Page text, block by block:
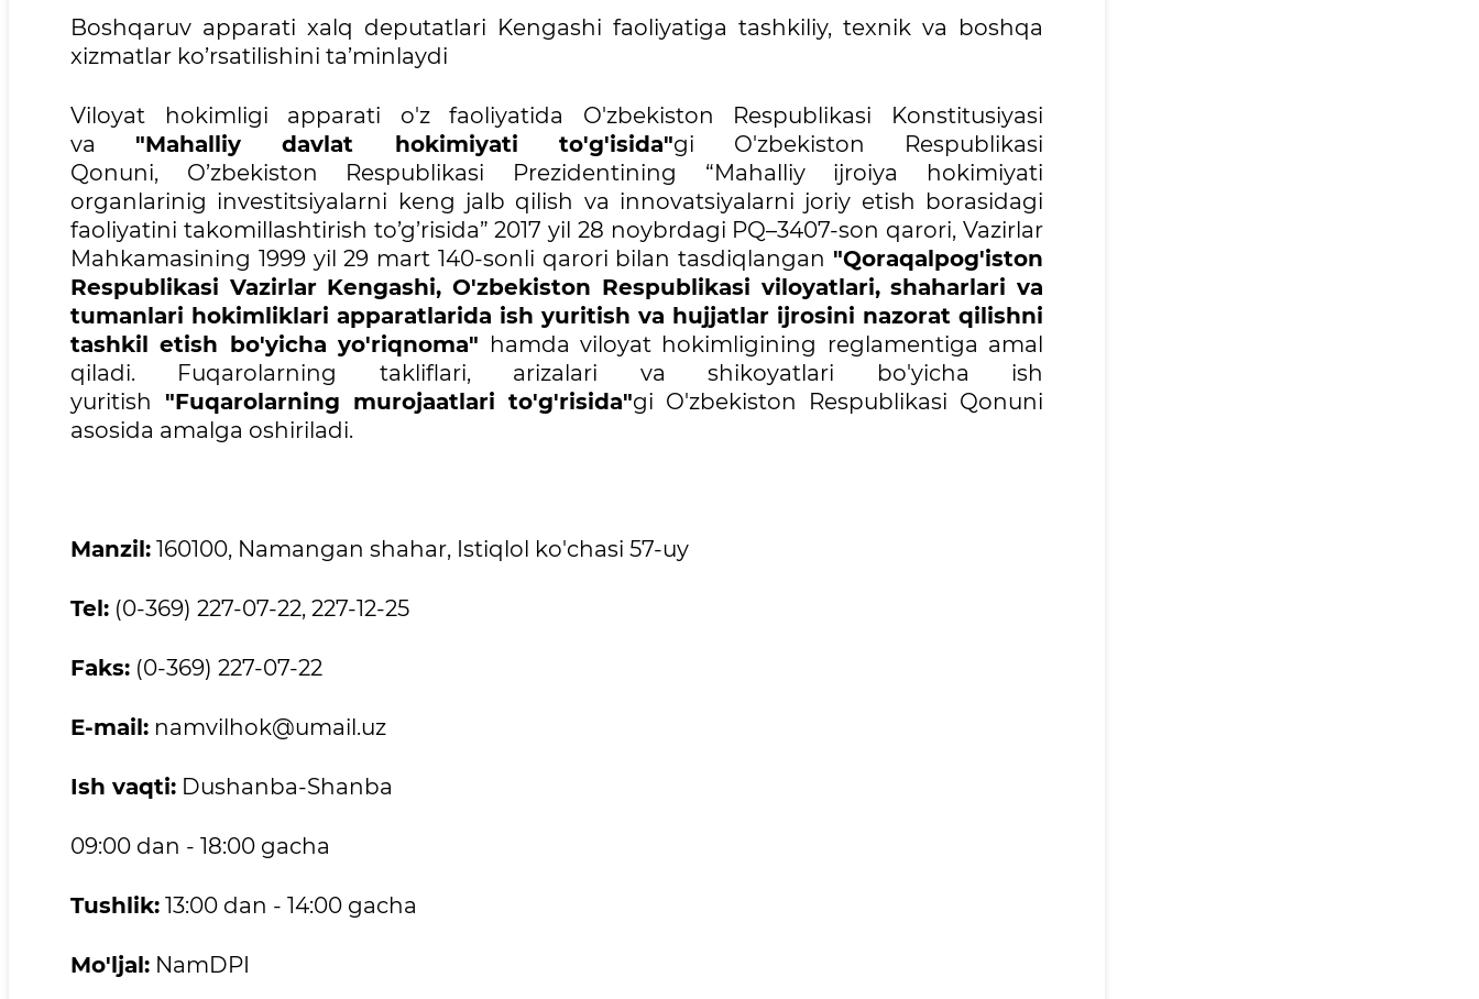
Boshqaruv apparati xalq deputatlari Kengashi faoliyatiga tashkiliy, texnik va boshqa
xizmatlar ko’rsatilishini ta’minlaydi
Viloyat hokimligi apparati o'z faoliyatida O'zbekiston Respublikasi Konstitusiyasi
va "Mahalliy davlat hokimiyati to'g'isida"gi O'zbekiston Respublikasi
Qonuni, O’zbekiston Respublikasi Prezidentining “Mahalliy ijroiya hokimiyati
organlarinig investitsiyalarni keng jalb qilish va innovatsiyalarni joriy etish borasidagi
faoliyatini takomillashtirish to’g’risida” 2017 yil 28 noybrdagi PQ–3407-son qarori, Vazirlar
Mahkamasining 1999 yil 29 mart 140-sonli qarori bilan tasdiqlangan "Qoraqalpog'iston
Respublikasi Vazirlar Kengashi, O'zbekiston Respublikasi viloyatlari, shaharlari va
tumanlari hokimliklari apparatlarida ish yuritish va hujjatlar ijrosini nazorat qilishni
tashkil etish bo'yicha yo'riqnoma" hamda viloyat hokimligining reglamentiga amal
qiladi. Fuqarolarning takliflari, arizalari va shikoyatlari bo'yicha ish
yuritish "Fuqarolarning murojaatlari to'g'risida"gi O'zbekiston Respublikasi Qonuni
asosida amalga oshiriladi.
Manzil: 160100, Namangan shahar, Istiqlol ko'chasi 57-uy
Tel: (0-369) 227-07-22, 227-12-25
Faks: (0-369) 227-07-22
E-mail: namvilhok@umail.uz
Ish vaqti: Dushanba-Shanba
09:00 dan - 18:00 gacha
Tushlik: 13:00 dan - 14:00 gacha
Mo'ljal: NamDPI